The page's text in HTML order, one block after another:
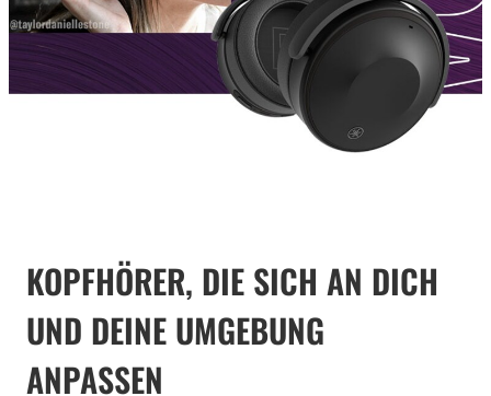
KOPFHÖRER, DIE SICH AN DICH
UND DEINE UMGEBUNG
ANPASSEN